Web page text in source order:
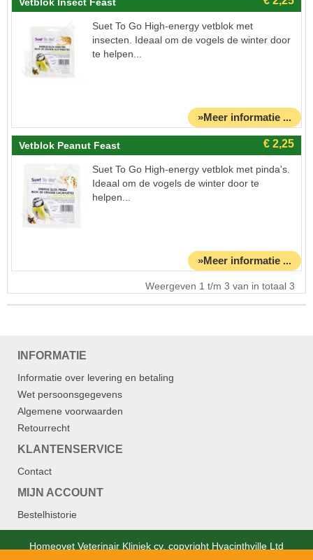
Suet To Go High-energy vetblok met
insecten. Ideaal om de vogels de winter door
te helpen...
»Meer informatie ...
Vetblok Peanut Feast
Suet To Go High-energy vetblok met pinda's.
Ideaal om de vogels de winter door te
helpen...
»Meer informatie ...
Weergeven 1 t/m 3 van in totaal 3
INFORMATIE
Informatie over levering en betaling
Wet persoonsgegevens
Algemene voorwaarden
Retourrecht
KLANTENSERVICE
Contact
MIJN ACCOUNT
Bestelhistorie
Homeovet Veterinair Kliniek cv. copyright Hyacinthville Ltd